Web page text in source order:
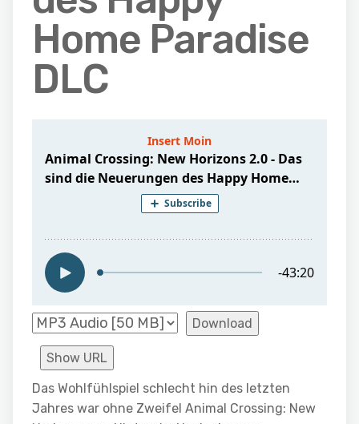
Home Paradise
DLC
Download
Show URL
Das Wohlfühlspiel schlecht hin des letzten
Jahres war ohne Zweifel Animal Crossing: New